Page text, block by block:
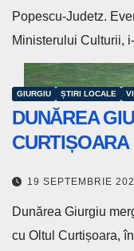
Popescu-Judetz.
Ministerului Culturii,
GIURGIU ȘTIRI LOCALE
DUNĂREA
CURTIȘOARA
19 SEPTEMBRIE
Dunărea Giurgiu
cu Oltul Curtișoara,